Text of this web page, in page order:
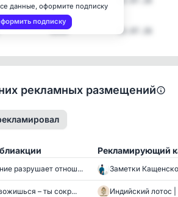
6534 13.07.26
данные, оформите подписку
подписку
рекламных размещений
Рекламирующий
разрушает отнош... Заметки
– ты сокр... Индийский лотос